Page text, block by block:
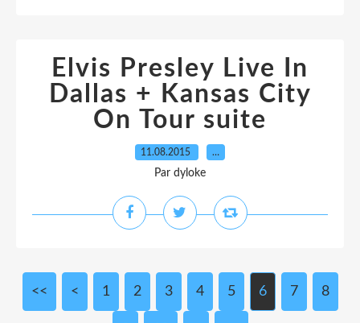
Elvis Presley Live In
Dallas + Kansas City
On Tour suite
11.08.2015 …
Par dyloke
<< < 1 2 3 4 5 6 7 8